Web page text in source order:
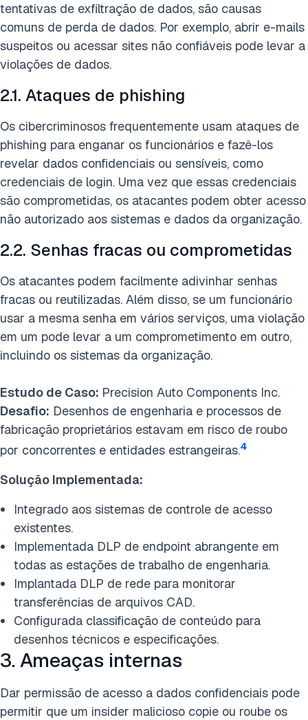
tentativas de exfiltração de dados, são causas
comuns de perda de dados. Por exemplo, abrir e-mails
suspeitos ou acessar sites não confiáveis pode levar a
violações de dados.
2.1. Ataques de phishing
Os cibercriminosos frequentemente usam ataques de
phishing para enganar os funcionários e fazê-los
revelar dados confidenciais ou sensíveis, como
credenciais de login. Uma vez que essas credenciais
são comprometidas, os atacantes podem obter acesso
não autorizado aos sistemas e dados da organização.
2.2. Senhas fracas ou comprometidas
Os atacantes podem facilmente adivinhar senhas
fracas ou reutilizadas. Além disso, se um funcionário
usar a mesma senha em vários serviços, uma violação
em um pode levar a um comprometimento em outro,
incluindo os sistemas da organização.
Estudo de Caso: Precision Auto Components Inc.
Desafio: Desenhos de engenharia e processos de
fabricação proprietários estavam em risco de roubo
por concorrentes e entidades estrangeiras.4
Solução Implementada:
Integrado aos sistemas de controle de acesso
existentes.
Implementada DLP de endpoint abrangente em
todas as estações de trabalho de engenharia.
Implantada DLP de rede para monitorar
transferências de arquivos CAD.
Configurada classificação de conteúdo para
desenhos técnicos e especificações.
3. Ameaças internas
Dar permissão de acesso a dados confidenciais pode
permitir que um insider malicioso copie ou roube os